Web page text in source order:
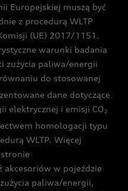
Europejskiej muszą być
z procedurą WLTP
(UE) 2017/1151.
warunki badania
zużycia paliwa/energii
do stosowanej
dane dotyczące
elektrycznej i emisji CO2
homologacji typu
WLTP. Więcej
akcesoriów w pojeździe
paliwa/energii,